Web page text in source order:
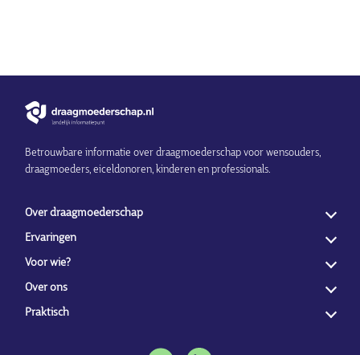
Betrouwbare informatie over draagmoederschap voor wensouders,
draagmoeders, eiceldonoren, kinderen en professionals.
Over draagmoederschap
Ervaringen
Voor wie?
Over ons
Praktisch